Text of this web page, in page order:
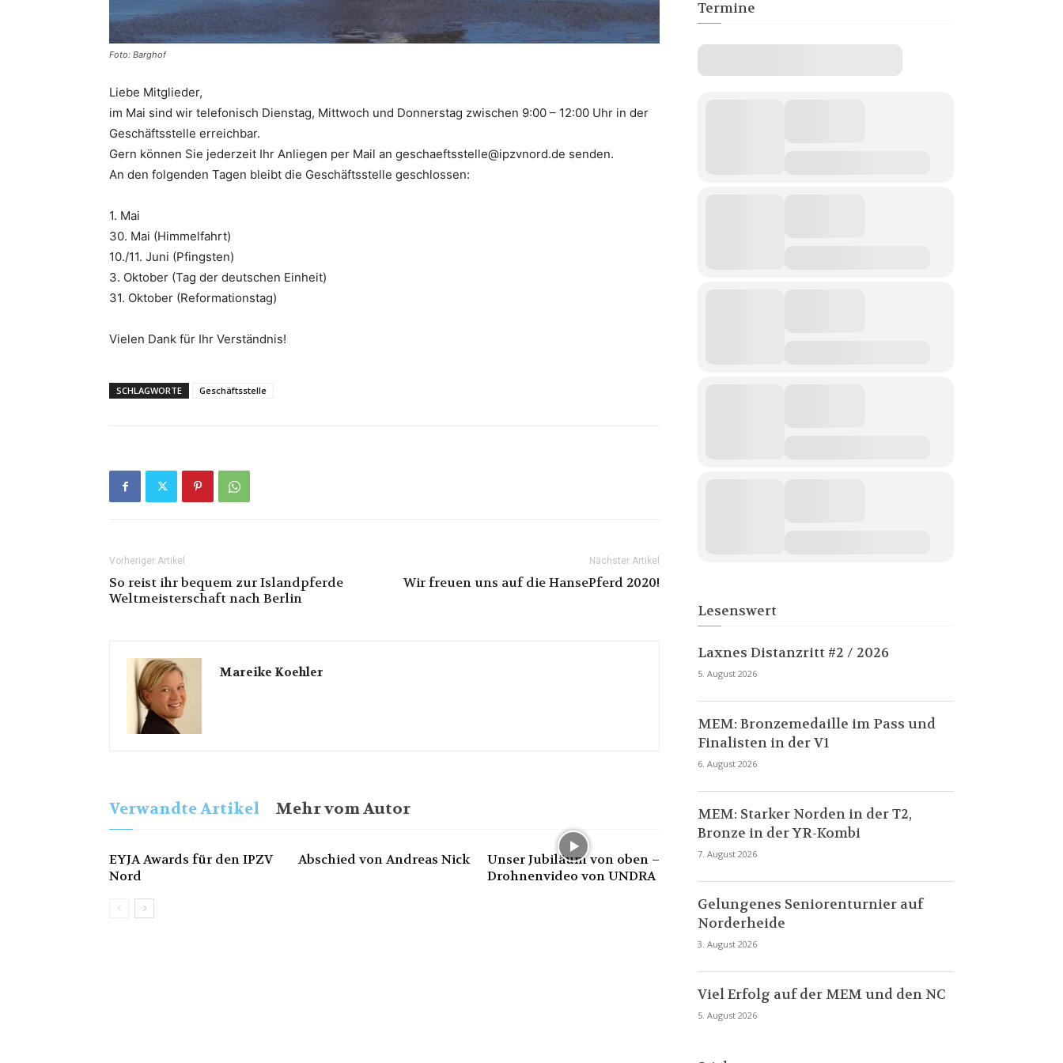
Foto: Barghof
Liebe Mitglieder,
im Mai sind wir telefonisch Dienstag, Mittwoch und Donnerstag zwischen 9:00 – 12:00 Uhr in der
Geschäftsstelle erreichbar.
Gern können Sie jederzeit Ihr Anliegen per Mail an geschaeftsstelle@ipzvnord.de senden.
An den folgenden Tagen bleibt die Geschäftsstelle geschlossen:
1. Mai
30. Mai (Himmelfahrt)
10./11. Juni (Pfingsten)
3. Oktober (Tag der deutschen Einheit)
31. Oktober (Reformationstag)
Vielen Dank für Ihr Verständnis!
SCHLAGWORTE Geschäftsstelle
Vorheriger Artikel
So reist ihr bequem zur Islandpferde
Weltmeisterschaft nach Berlin
Nächster Artikel
Wir freuen uns auf die HansePferd 2020!
Mareike Koehler
Verwandte Artikel Mehr vom Autor
EYJA Awards für den IPZV
Nord
Abschied von Andreas Nick
Unser Jubiläum von oben –
Drohnenvideo von UNDRA
Termine
Lesenswert
Laxnes Distanzritt #2 / 2026
5. August 2026
MEM: Bronzemedaille im Pass und
Finalisten in der V1
6. August 2026
MEM: Starker Norden in der T2,
Bronze in der YR-Kombi
7. August 2026
Gelungenes Seniorenturnier auf
Norderheide
3. August 2026
Viel Erfolg auf der MEM und den NC
5. August 2026